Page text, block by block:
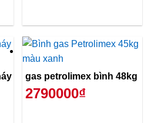
gas petrolimex bình 48kg
2790000₫